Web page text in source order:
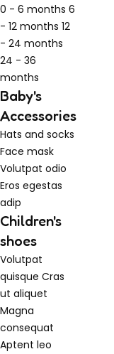
0 - 6 months 6
- 12 months 12
- 24 months
24 - 36
months
Baby's
Accessories
Hats and socks
Face mask
Volutpat odio
Eros egestas
adip
Children's
shoes
Volutpat
quisque Cras
ut aliquet
Magna
consequat
Aptent leo